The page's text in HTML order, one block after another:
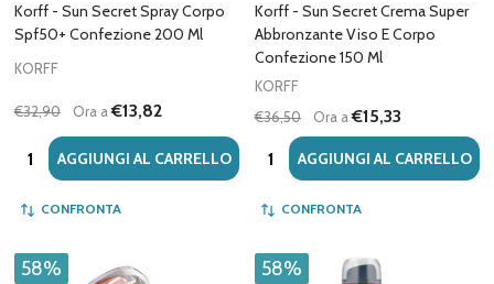
Korff - Sun Secret Spray Corpo
Spf50+ Confezione 200 Ml
KORFF
€32,90 Ora a€13,82
Quantità:AGGIUNGI AL CARRELLO
CONFRONTA
Korff - Sun Secret Crema Super
Abbronzante Viso E Corpo
Confezione 150 Ml
KORFF
€36,50
Ora a€15,33
Quantità:AGGIUNGI AL CARRELLO
CONFRONTA
58% 58%